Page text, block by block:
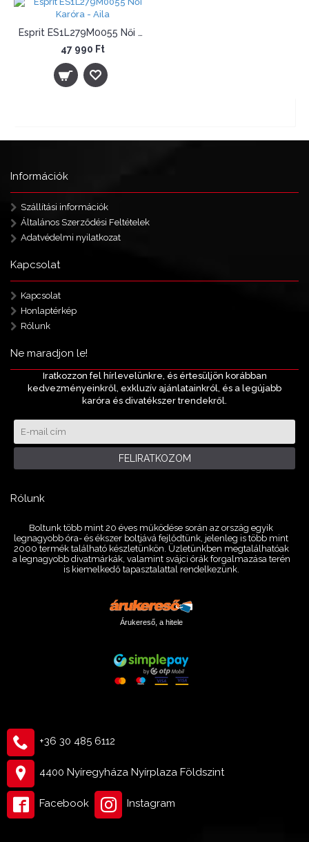
Esprit ES1L279M0055 Női Karóra - Aila
47 990 Ft
Információk
Szállítási információk
Általános Szerződési Feltételek
Adatvédelmi nyilatkozat
Kapcsolat
Kapcsolat
Honlaptérkép
Rólunk
Ne maradjon le!
Iratkozzon fel hírlevelünkre, és értesüljön korábban
kedvezményeinkről, exkluzív ajánlatainkról, és a legújabb
karóra és divatékszer trendekről.
FELIRATKOZOM
Rólunk
Boltunk több mint 20 éves működése során az ország egyik
legnagyobb óra- és ékszer boltjává fejlődtünk, jelenleg is több mint
2000 termék található készletünkön. Üzletünkben megtalálhatóak
a legnagyobb divatmárkák, valamint svájci órák forgalmazása terén
is kiemelkedő tapasztalattal rendelkezünk.
Árukereső, a hitele
+36 30 485 6112
4400 Nyíregyháza Nyírplaza Földszint
Facebook Instagram